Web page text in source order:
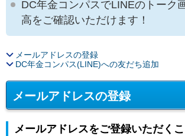
DC年金コンパスでLINEのトーク
高をご確認いただけます！
メールアドレスの登録
DC年金コンパス(LINE)への友だち追加
メールアドレスの登録
メールアドレスをご登録いただく